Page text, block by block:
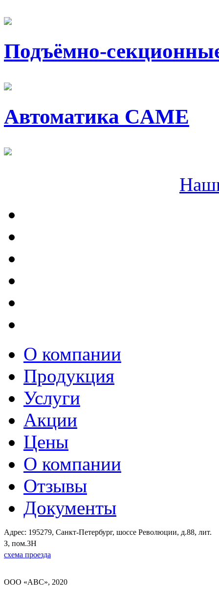
Подъёмно-
Автоматика CAME
О компании
Продукция
Услуги
Акции
Цены
О компании
Отзывы
Документы
Адрес: 195279, Санкт-Петербург, шоссе Революции, д.88, лит.
З, пом.3Н
схема проезда
OOO «ABC», 2020